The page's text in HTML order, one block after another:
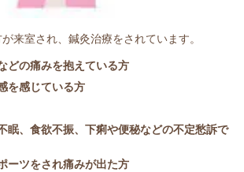
来室され、鍼灸治療をされています。
どの痛みを抱えている方
を感じている方
眠、食欲不振、下痢や便秘などの不定愁訴で
ーツをされ痛みが出た方